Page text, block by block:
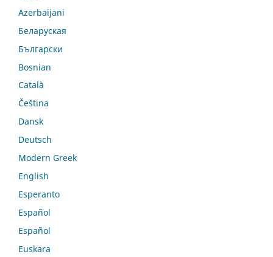
Azerbaijani
Беларуская
Български
Bosnian
Català
Čeština
Dansk
Deutsch
Modern Greek
English
Esperanto
Español
Español
Euskara